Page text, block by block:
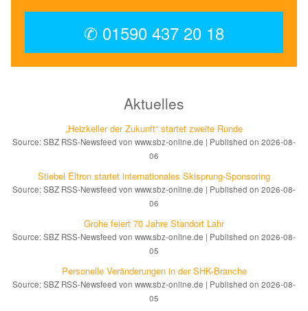
✆ 01590 437 20 18
Aktuelles
„Heizkeller der Zu­kunft“ star­tet zwei­te Run­de
Source: SBZ RSS-Newsfeed von www.sbz-online.de
Published on 2026-08-
06
Stiebel Eltron startet internatio­nales Ski­sprung-Spon­soring
Source: SBZ RSS-Newsfeed von www.sbz-online.de
Published on 2026-08-
06
Grohe feiert 70 Jahre Standort Lahr
Source: SBZ RSS-Newsfeed von www.sbz-online.de
Published on 2026-08-
05
Personelle Veränderungen in der SHK-Branche
Source: SBZ RSS-Newsfeed von www.sbz-online.de
Published on 2026-08-
05